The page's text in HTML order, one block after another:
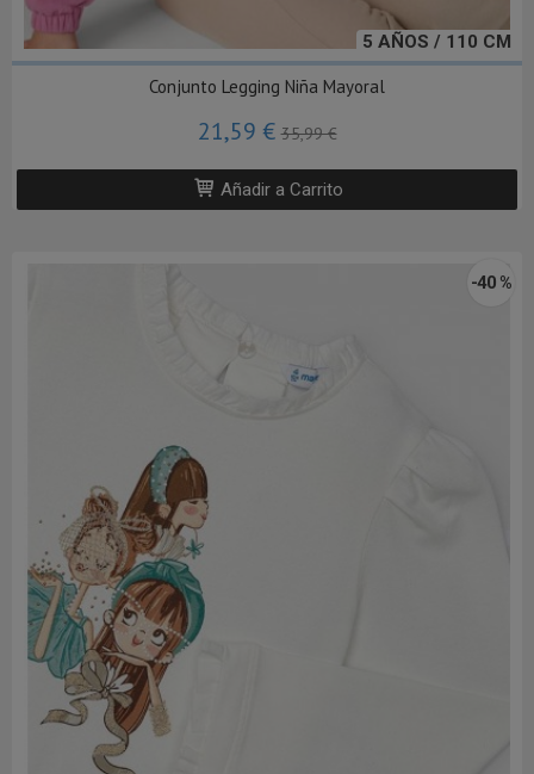
5 AÑOS / 110 CM
Conjunto Legging Niña Mayoral
21,59 €35,99 €
Añadir a Carrito
-40 %